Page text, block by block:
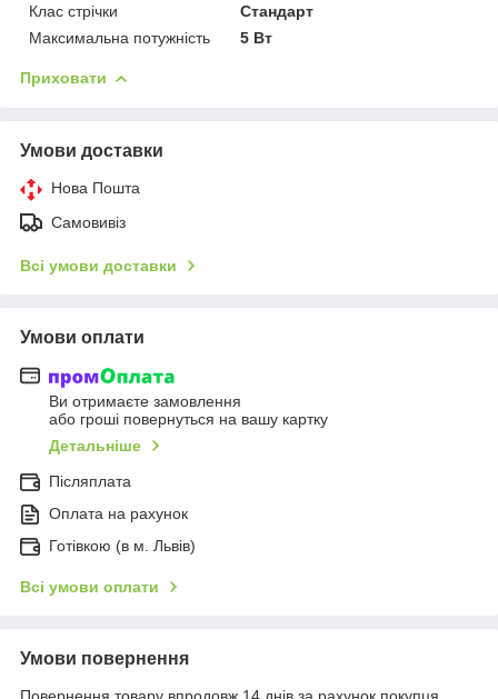
Клас стрічки
Стандарт
Максимальна потужність
5 Вт
Приховати
Умови доставки
Нова Пошта
Самовивіз
Всі умови доставки
Умови оплати
Ви отримаєте замовлення
або гроші повернуться на вашу картку
Детальніше
Післяплата
Оплата на рахунок
Готівкою (в м. Львів)
Всі умови оплати
Умови повернення